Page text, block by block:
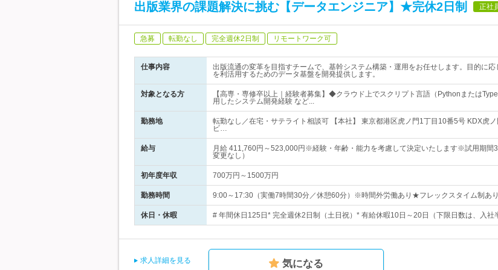
出版業界の課題解決に挑む【データエンジニア】★完休2日制 正社
急募 転勤なし 完全週休2日制 リモートワーク可
仕事内容
出版流通の変革を目指すチームで、基幹システム構築・運用をお任せします。目的に応
を利活用するためのデータ基盤を開発提供します。
対象となる方
【高専・専修卒以上｜経験者募集】◆クラウド上でスクリプト言語（Pythonまたは
用したシステム開発経験 など...
勤務地
転勤なし／在宅・サテライト相談可 【本社】 東京都港区虎ノ門1丁目10番5号 KDX虎ノ
ビ…
給与
月給 411,760円～523,000円※経験・年齢・能力を考慮して決定いたします※試用期間
変更なし）
初年度年収 700万円～1500万円
勤務時間 9:00～17:30（実働7時間30分／休憩60分）※時間外労働あり★フレックスタイム制
休日・休暇 # 年間休日125日* 完全週休2日制（土日祝）* 有給休暇10日～20日（下限日数は、入
求人詳細を見る 気になる